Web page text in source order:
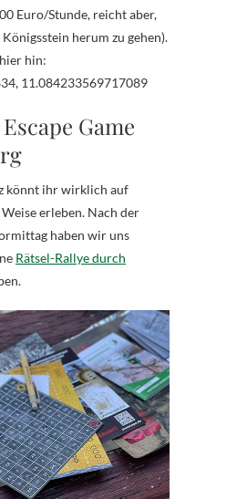
Euro/Stunde, reicht aber,
herum zu gehen).
hin:
11.084233569717089
Game
könnt ihr wirklich auf
erleben. Nach der
haben wir uns
Rätsel-Rallye durch